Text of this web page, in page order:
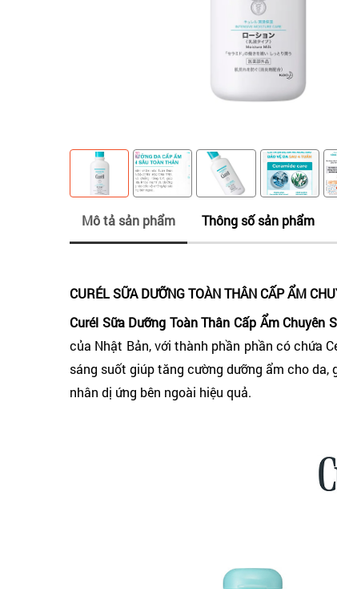
Mô tả sản phẩm Thông số sản phẩm
CURÉL SỮA DƯỠNG TOÀN THÂN CẤP ẨM
Curél Sữa Dưỡng Toàn Thân Cấp Ẩm Chuyên
của Nhật Bản, với thành phần phần có chứa
sáng suốt giúp tăng cường dưỡng ẩm cho
nhân dị ứng bên ngoài hiệu quả.